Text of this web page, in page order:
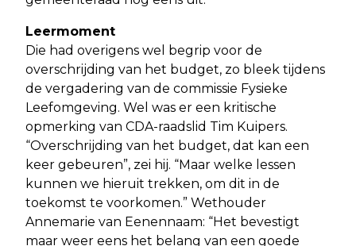
Leermoment
Die had overigens wel begrip voor de
overschrijding van het budget, zo bleek tijdens
de vergadering van de commissie Fysieke
Leefomgeving. Wel was er een kritische
opmerking van CDA-raadslid Tim Kuipers.
“Overschrijding van het budget, dat kan een
keer gebeuren”, zei hij. “Maar welke lessen
kunnen we hieruit trekken, om dit in de
toekomst te voorkomen.” Wethouder
Annemarie van Eenennaam: “Het bevestigt
maar weer eens het belang van een goede